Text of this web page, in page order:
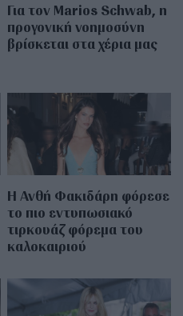
Για τον Marios Schwab, η
προγονική νοημοσύνη
βρίσκεται στα χέρια μας
Η Ανθή Φακιδάρη φόρεσε
το πιο εντυπωσιακό
τιρκουάζ φόρεμα του
καλοκαιριού